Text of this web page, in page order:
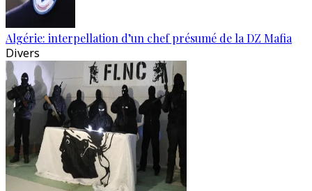
Algérie: interpellation d’un chef présumé de la DZ Mafia
Divers